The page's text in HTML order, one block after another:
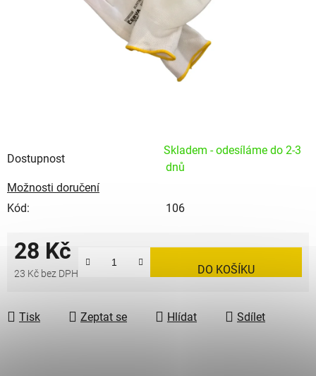
Dostupnost
Skladem - odesíláme do 2-3
dnů
Možnosti doručení
Kód:
106
28 Kč
23 Kč bez DPH DO KOŠÍKU
Tisk Zeptat se Hlídat Sdílet